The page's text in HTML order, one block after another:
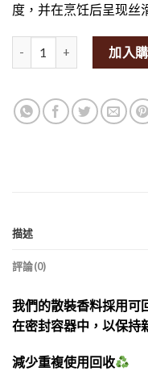
度，并在烹饪后呈现丝
Organic Green Split加入
描述
評論(0)
我們的散裝香料採用可
在密封容器中，以保持
減少重複使用回收